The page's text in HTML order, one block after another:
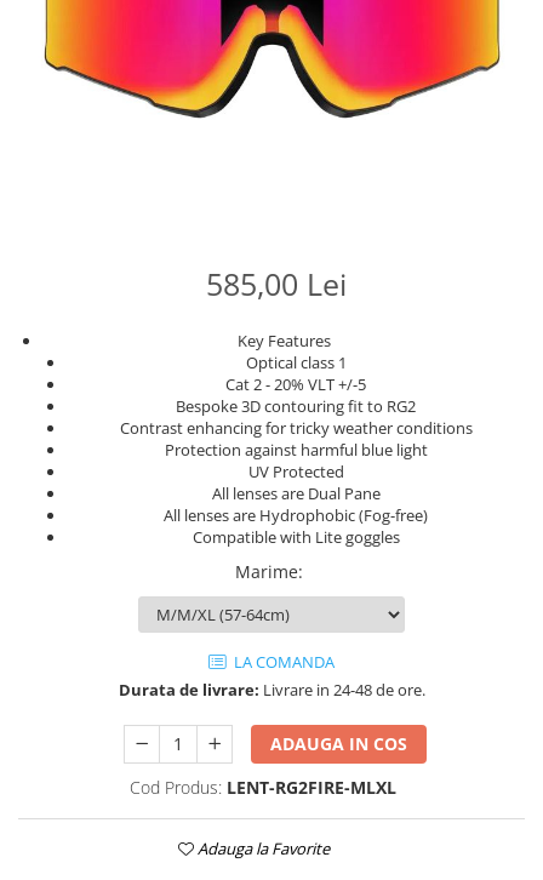
585,00 Lei
Key Features
Optical class 1
Cat 2 - 20% VLT +/-5
Bespoke 3D contouring fit to RG2
Contrast enhancing for tricky weather conditions
Protection against harmful blue light
UV Protected
All lenses are Dual Pane
All lenses are Hydrophobic (Fog-free)
Compatible with Lite goggles
Marime:
LA COMANDA
Durata de livrare: Livrare in 24-48 de ore.
ADAUGA IN COS
Cod Produs: LENT-RG2FIRE-MLXL
Adauga la Favorite